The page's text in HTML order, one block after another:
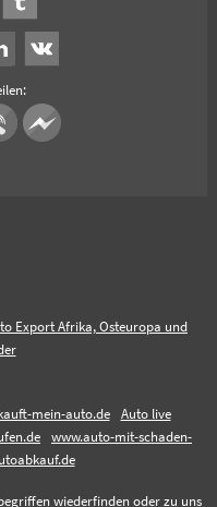
Export Afrika, Osteuropa und
mein-auto.de
Auto live
www.auto-mit-schaden-
wiederfinden oder zu uns